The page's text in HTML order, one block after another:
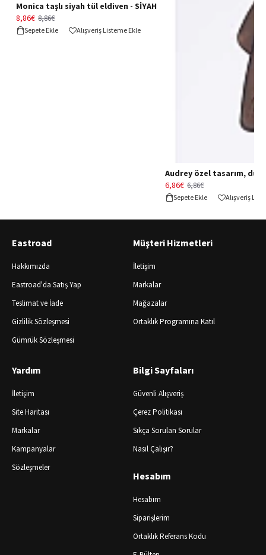
Monica taşlı siyah tül eldiven - SİYAH
8,86€ 8,86€
Sepete Ekle Alışveriş Listeme Ekle
Audrey özel tasarım,
6,86€ 6,86€
Sepete Ekle Alışveriş
Eastroad
Hakkımızda
Eastroad'da Satış Yap
Teslimat ve İade
Gizlilik Sözleşmesi
Gümrük Sözleşmesi
Müşteri Hizmetleri
İletişim
Markalar
Mağazalar
Ortaklık Programına Katıl
Yardım
İletişim
Site Haritası
Markalar
Kampanyalar
Sözleşmeler
Bilgi Sayfaları
Güvenli Alışveriş
Çerez Politikası
Sıkça Sorulan Sorular
Nasıl Çalışır?
Hesabım
Hesabım
Siparişlerim
Ortaklık Referans Kodu